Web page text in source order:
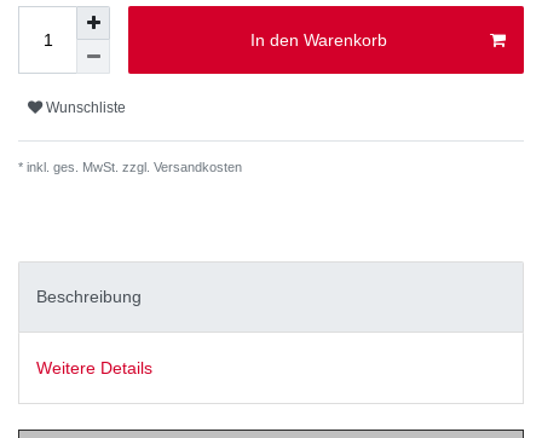
In den Warenkorb
Wunschliste
* inkl. ges. MwSt. zzgl. Versandkosten
Beschreibung
Weitere Details